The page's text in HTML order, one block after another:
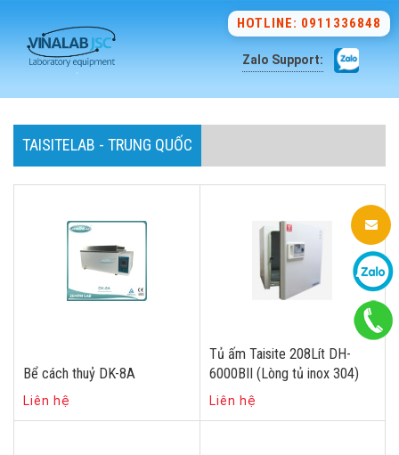
HOTLINE: 0911336848
Zalo Support:
TAISITELAB - TRUNG QUỐC
Bể cách thuỷ DK-8A
Liên hệ
Tủ ấm Taisite 208Lít DH-
6000BII (Lòng tủ inox 304)
Liên hệ